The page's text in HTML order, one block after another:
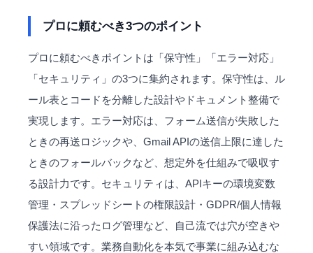
プロに頼むべき3つのポイント
プロに頼むべきポイントは「保守性」「エラー対応」
「セキュリティ」の3つに集約されます。保守性は、ル
ール表とコードを分離した設計やドキュメント整備で
実現します。エラー対応は、フォーム送信が失敗した
ときの再送ロジックや、Gmail APIの送信上限に達した
ときのフォールバックなど、想定外を仕組みで吸収す
る設計力です。セキュリティは、APIキーの環境変数
管理・スプレッドシートの権限設計・GDPR/個人情報
保護法に沿ったログ管理など、自己流では穴が空きや
すい領域です。 業務自動化を本気で事業に組み込むな